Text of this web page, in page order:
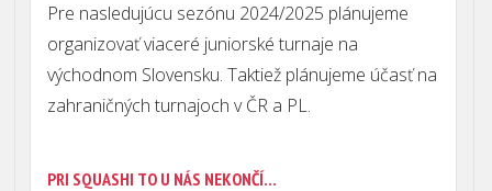
Pre nasledujúcu sezónu 2024/2025 plánujeme
organizovať viaceré juniorské turnaje na
východnom Slovensku. Taktiež plánujeme účasť na
zahraničných turnajoch v ČR a PL.
PRI SQUASHI TO U NÁS NEKONČÍ...